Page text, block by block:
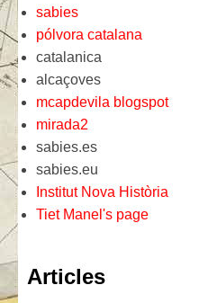
sabies
pólvora catalana
catalanica
alcaçoves
mcapdevila blogspot
mirada2
sabies.es
sabies.eu
Institut Nova Història
Tiet Manel's page
Articles